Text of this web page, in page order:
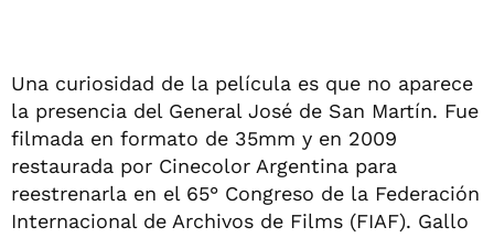
Una curiosidad de la película es que no aparece
la presencia del General José de San Martín. Fue
filmada en formato de 35mm y en 2009
restaurada por Cinecolor Argentina para
reestrenarla en el 65° Congreso de la Federación
Internacional de Archivos de Films (FIAF). Gallo